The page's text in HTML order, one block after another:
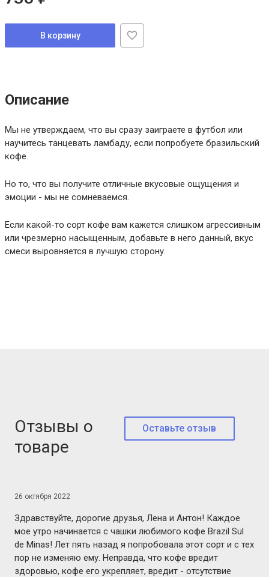
В корзину
Описание
Мы не утверждаем, что вы сразу заиграете в футбол или
научитесь танцевать ламбаду, если попробуете бразильский
кофе.
Но то, что вы получите отличные вкусовые ощущения и
эмоции - мы не сомневаемся.
Если какой-то сорт кофе вам кажется слишком агрессивным
или чрезмерно насыщенным, добавьте в него данный, вкус
смеси выровняется в лучшую сторону.
Отзывы о
товаре
Оставьте отзыв
26 октября 2022
Здравствуйте, дорогие друзья, Лена и Антон! Каждое
мое утро начинается с чашки любимого кофе Brazil Sul
de Minas! Лет пять назад я попробовала этот сорт и с тех
пор не изменяю ему. Неправда, что кофе вредит
здоровью, кофе его укрепляет, вредит - отсутствие